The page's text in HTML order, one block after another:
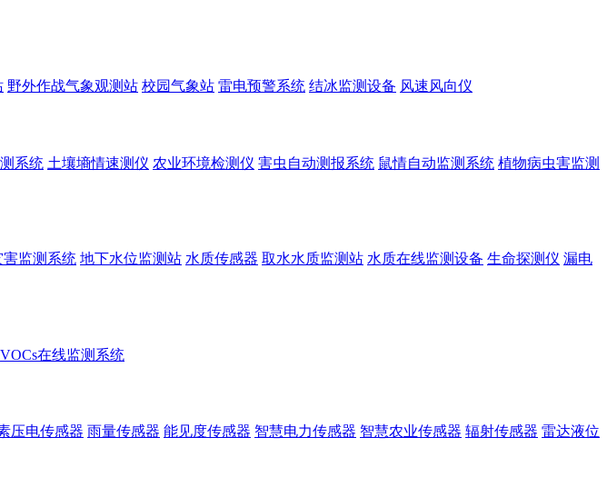
野外作战气象观测站 校园气象站 雷电预警系统 结冰监测设备 风速风向仪
系统 土壤墒情速测仪 农业环境检测仪 害虫自动测报系统 鼠情自动监测系统 植物病虫害监测
害监测系统 地下水位监测站 水质传感器 取水水质监测站 水质在线监测设备 生命探测仪 漏电
VOCs在线监测系统
压电传感器 雨量传感器 能见度传感器 智慧电力传感器 智慧农业传感器 辐射传感器 雷达液位